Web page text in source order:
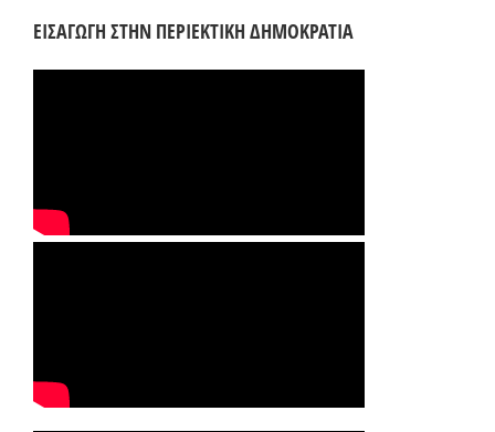
ΕΙΣΑΓΩΓΗ ΣΤΗΝ ΠΕΡΙΕΚΤΙΚΗ ΔΗΜΟΚΡΑΤΙΑ